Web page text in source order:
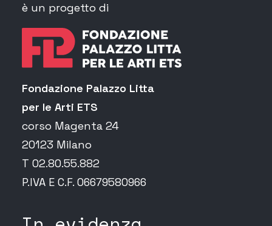
è un progetto di
Fondazione Palazzo Litta
per le Arti ETS
corso Magenta 24
20123 Milano
T 02.80.55.882
P.IVA E C.F. 06679580966